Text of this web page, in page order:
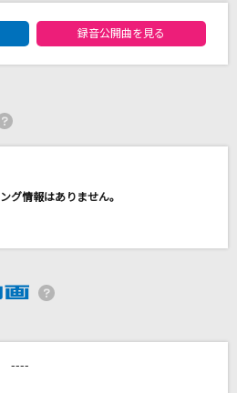
る]
カルエントリーランキング
録音公開曲を見る
----